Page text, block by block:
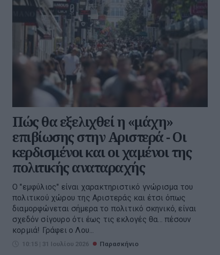
Πώς θα εξελιχθεί η «μάχη»
επιβίωσης στην Αριστερά - Οι
κερδισμένοι και οι χαμένοι της
πολιτικής αναταραχής
Ο "εμφύλιος" είναι χαρακτηριστικό γνώρισμα του
πολιτικού χώρου της Αριστεράς και έτσι όπως
διαμορφώνεται σήμερα το πολιτικό σκηνικό, είναι
σχεδόν σίγουρο ότι έως τις εκλογές θα... πέσουν
κορμιά! Γράφει ο Λου...
10:15 | 31 Ιουλίου 2026 Παρασκήνιο